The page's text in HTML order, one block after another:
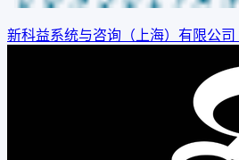
新科益系统与咨询（上海）有限公司